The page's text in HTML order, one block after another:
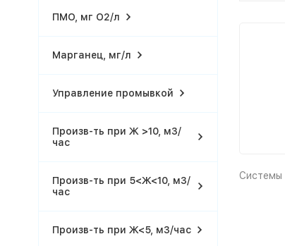
Системы
ПМО, мг О2/л
Марганец, мг/л
Управление промывкой
Произв-ть при Ж >10, м3/
час
Произв-ть при 5<Ж<10, м3/
час
Произв-ть при Ж<5, м3/час